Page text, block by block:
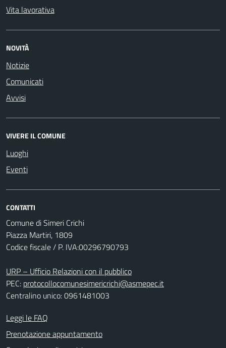
Vita lavorativa
NOVITÀ
Notizie
Comunicati
Avvisi
VIVERE IL COMUNE
Luoghi
Eventi
CONTATTI
Comune di Simeri Crichi
Piazza Martiri, 1809
Codice fiscale / P. IVA:00296790793
URP – Ufficio Relazioni con il pubblico
PEC: protocollocomunesimericrichi@asmepec.it
Centralino unico: 0961481003
Leggi le FAQ
Prenotazione appuntamento